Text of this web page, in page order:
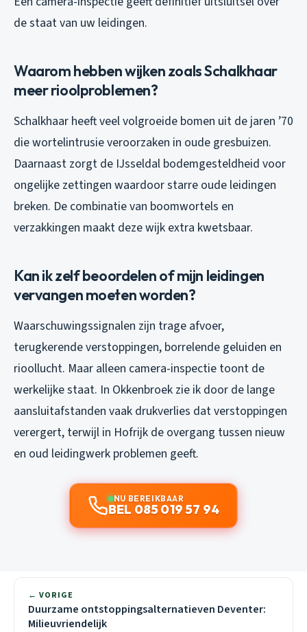
de staat van uw leidingen.
Waarom hebben wijken zoals Schalkhaar
meer rioolproblemen?
Schalkhaar heeft veel volgroeide bomen uit de jaren ’70
die wortelintrusie veroorzaken in oude gresbuizen.
Daarnaast zorgt de IJsseldal bodemgesteldheid voor
ongelijke zettingen waardoor starre oude leidingen
breken. De combinatie van boomwortels en
verzakkingen maakt deze wijk extra kwetsbaar.
Kan ik zelf beoordelen of mijn leidingen
vervangen moeten worden?
Waarschuwingssignalen zijn trage afvoer,
terugkerende verstoppingen, borrelende geluiden en
rioollucht. Maar alleen camera-inspectie toont de
werkelijke staat. In Okkenbroek zie ik door de lange
aansluitafstanden vaak drukverlies dat verstoppingen
verergert, terwijl in Hofrijk de overgang tussen nieuw
en oud leidingwerk problemen geeft.
NU BEREIKBAAR
BEL 085 019 57 94
← VORIGE
Duurzame ontstoppingsalternatieven Deventer:
Milieuvriendelijk